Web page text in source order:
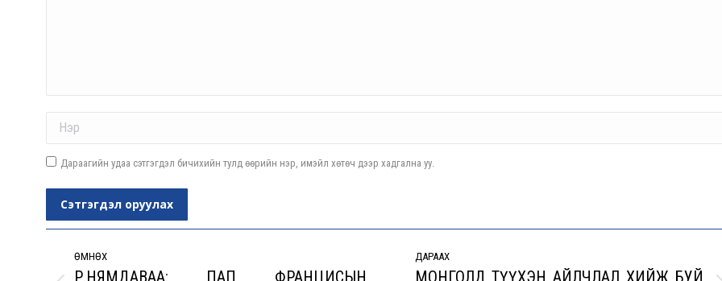
Дараагийн удаа сэтгэгдэл бичихийн тулд өөрийн нэр, имэйл хөтөч дээр хадгална уу.
Сэтгэгдэл оруулах
navigation
ӨМНӨХ
Р.НЯМДАВАА: ПАП ФРАНЦИСЫН
ДАРААХ
МОНГОЛД ТҮҮХЭН АЙЛЧЛАЛ ХИЙЖ БУЙ,